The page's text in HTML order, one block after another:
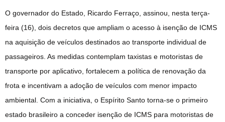
O governador do Estado, Ricardo Ferraço, assinou, nesta terça-
feira (16), dois decretos que ampliam o acesso à isenção de ICMS
na aquisição de veículos destinados ao transporte individual de
passageiros. As medidas contemplam taxistas e motoristas de
transporte por aplicativo, fortalecem a política de renovação da
frota e incentivam a adoção de veículos com menor impacto
ambiental. Com a iniciativa, o Espírito Santo torna-se o primeiro
estado brasileiro a conceder isenção de ICMS para motoristas de